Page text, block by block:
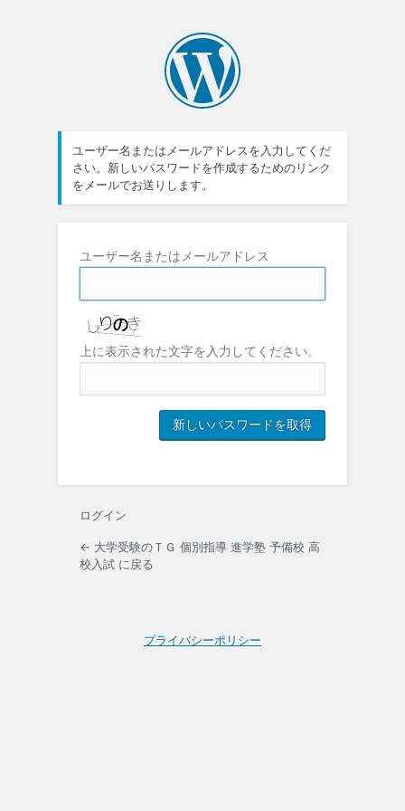
ユーザー名またはメールアドレスを入力してくだ
さい。新しいパスワードを作成するためのリンク
をメールでお送りします。
ユーザー名またはメールアドレス
上に表示された文字を入力してください。
ログイン
← 大学受験のＴＧ 個別指導 進学塾 予備校 高
校入試 に戻る
プライバシーポリシー